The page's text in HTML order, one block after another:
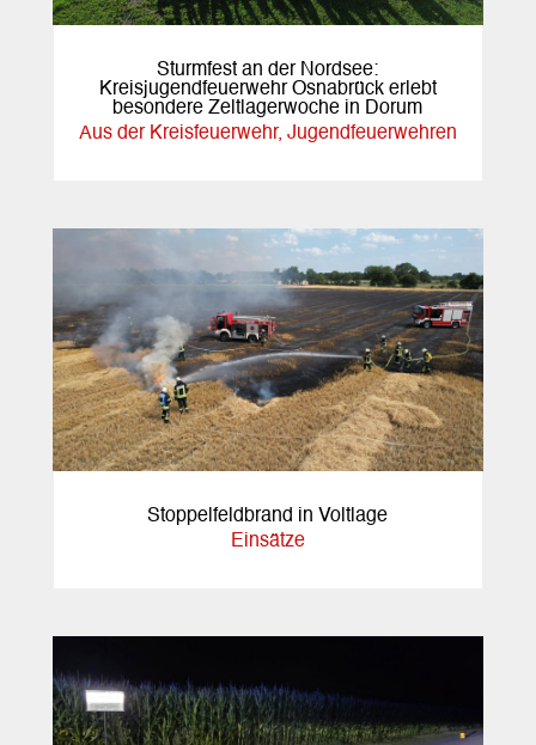
Sturmfest an der Nordsee:
Kreisjugendfeuerwehr Osnabrück erlebt
besondere Zeltlagerwoche in Dorum
Aus der Kreisfeuerwehr, Jugendfeuerwehren
Stoppelfeldbrand in Voltlage
Einsätze